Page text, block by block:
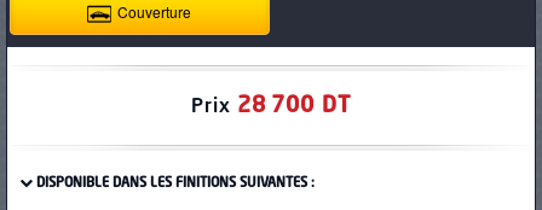
Couverture
Prix 28 700 DT
DISPONIBLE DANS LES FINITIONS SUIVANTES :